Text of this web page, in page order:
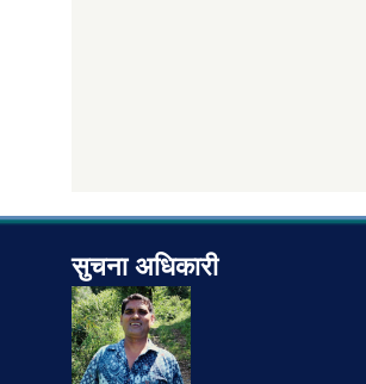
सुचना अधिकारी